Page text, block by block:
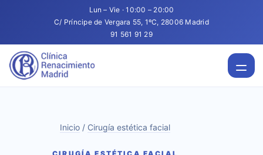
Lun – Vie · 10:00 – 20:00
C/ Príncipe de Vergara 55, 1ºC, 28006 Madrid
91 561 91 29
Inicio / Cirugía estética facial